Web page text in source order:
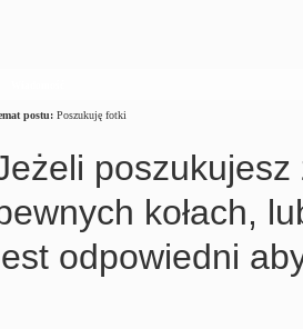
postu: Poszukuję fotki
kołach,
odpowiedni